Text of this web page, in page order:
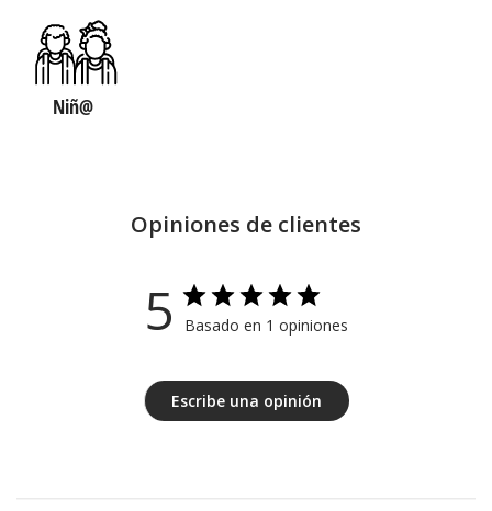
Niñ@
Opiniones de clientes
5 Basado en 1 opiniones
Escribe una opinión